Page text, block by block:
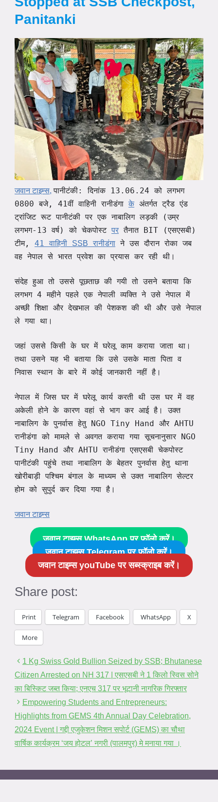
Panitanki
जवान टाइम्स, पानीटंकी: दिनांक 13.06.24 को लगभग
0800 बजे, 41वीं वाहिनी रानीडंगाके अंतर्गत ट्रैड एंड
ट्रांजिट रूट पानीटंकी पर एक नाबालिग लड़की (उम्र
लगभग-13 वर्ष) को चेकपोस्टपर तैनात BIT (एसएसबी)
टीम, 41वाहिनी SSB रानीडंगा ने उस दौरान रोका जब
वह नेपाल से भारत प्रवेश का प्रयास कर रही थी।
संदेह हुआ तो उससे पूछताछ की गयी तो उसने बताया कि
लगभग 4 महीने पहले एक नेपाली व्यक्ति ने उसे नेपाल में
अच्छी शिक्षा और देखभाल की पेशकश की थी और उसे नेपाल
ले गया था।
जहां उससे किसी के घर में घरेलू काम कराया जाता था।
तथा उसने यह भी बताया कि उसे उसके माता पिता व
निवास स्थान के बारे में कोई जानकारी नहीं है।
नेपाल में जिस घर में घरेलू कार्य करती थी उस घर में वह
अकेली होने के कारण वहां से भाग कर आई है। उक्त
नाबालिग के पुनर्वास हेतु NGO Tiny Hand और AHTU
रानीडंगा को मामले से अवगत कराया गया सूचनानुसार NGO
Tiny Hand और AHTU रानीडंगाएसएसबी चेकपोस्ट
पानीटंकी पहुंचे तथा नाबालिग के बेहतर पुनर्वास हेतु थाना
खोरीबाड़ी पश्चिम बंगाल के माध्यम से उक्त नाबालिग सेल्टर
होम को सुपुर्द कर दिया गया है।
जवान टाइम्स
जवान टाइम्स WhatsApp पर फॉलो करें।
जवान टाइम्स Telegram पर फॉलो करें।
जवान टाइम्स youTube पर सब्स्क्राइब करें।
Share post:
Print Telegram Facebook WhatsApp X
More
1 Kg Swiss Gold Bullion Seized by SSB; Bhutanese
Citizen Arrested on NH 317 | एसएसबी ने 1 किलो स्विस सोने
का बिस्किट जब्त किया; एनएच 317 पर भूटानी नागरिक गिरफ्तार
Empowering Students and Entrepreneurs:
Highlights from GEMS 4th Annual Day Celebration,
2024 Event | गद्दी एजुकेशन मिशन सपोर्ट (GEMS) का चौथा
वार्षिक कार्यक्रम ‘जय होटल’ नगरी (पालमपुर) मे मनाया गया ।